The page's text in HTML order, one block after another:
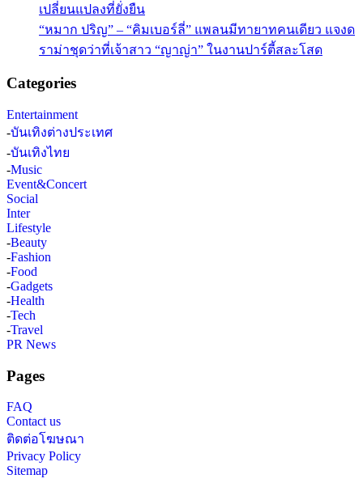
เปลี่ยนแปลงที่ยั่งยืน
“หมาก ปริญ” – “คิมเบอร์ลี่” แพลนมีทายาทคนเดียว แจงด
ราม่าชุดว่าที่เจ้าสาว “ญาญ่า” ในงานปาร์ตี้สละโสด
Categories
Entertainment
-บันเทิงต่างประเทศ
-บันเทิงไทย
-Music
Event&Concert
Social
Inter
Lifestyle
-Beauty
-Fashion
-Food
-Gadgets
-Health
-Tech
-Travel
PR News
Pages
FAQ
Contact us
ติดต่อโฆษณา
Privacy Policy
Sitemap